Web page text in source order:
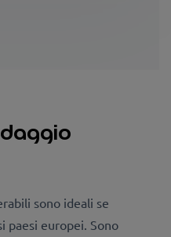
sono ideali se
paesi europei. Sono